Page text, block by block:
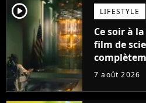
player2 LIFESTYLE
Ce soir à
film de
aurait pu
7 août 2026